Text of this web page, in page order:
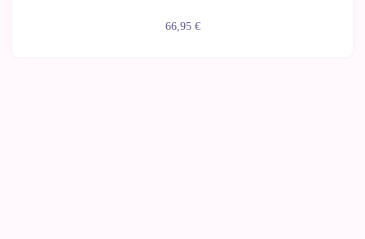
66,95 €